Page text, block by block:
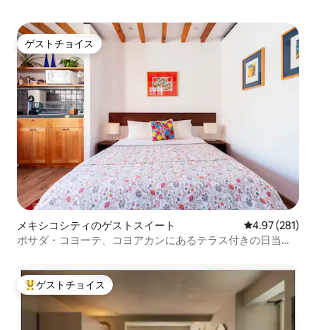
ゲストチョイス
ゲストチョイス
メキシコシティのゲストスイート レビュー281
4.97 (281)
ポサダ・コヨーテ、コヨアカンにあるテラス付きの日当た
大好評のゲストチョイスです。
ゲストチョイス